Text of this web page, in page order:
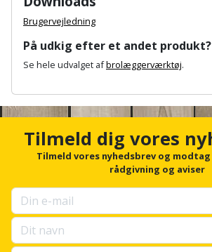
fundablokke
Lofter
Murbinder
Murpap
murfolie
Mursten
Kiler
Kloakrenser
Kniv
og
hobbykniv
Koben
Lærlingesæt
Landmålerstok
Diamantslibertilbehør
Dykkerpistol
Dyksav
Excenterslibertilbehør
Fedtsprøjte
Flamingoskærer
tilbehør
Vandpumpe
/
mosfjerner
Vinduesvasker
Flagstænger
til
hus
og
Fuglefoderhus
Garderobe
Gavekort
Grill
Brugervejledning
På udkig efter et andet produkt?
Se hele udvalget afbrolæggerværktøj.
c
r
u
p
s
e
Tilmeld dig vores
Tilmeld vores nyhedsbrev og
rådgivning og aviser